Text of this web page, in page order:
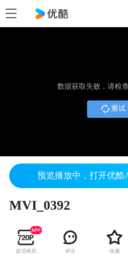
数据获取失败，请检
重试
预览播放中，打开优酷
MVI_0392
超清画质 评论 收藏